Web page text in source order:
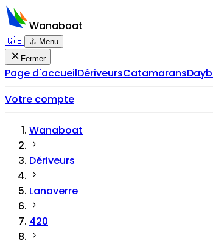
Wanaboat
🇬🇧 ⚓ Menu
Fermer
Page d'accueilDériveursCatamarans
Votre compte
Wanaboat
Dériveurs
Lanaverre
420